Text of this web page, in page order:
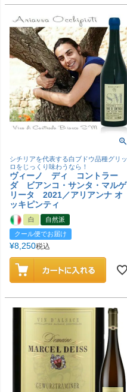
シチリアを代表する白ブドウ品種グリッ
ロをじっくり味わうなら！
ヴィーノ ディ コントラー
ダ ビアンコ・サンタ・マルゲ
リータ 2021／アリアンナ オ
ッキピンティ
白
自然派
クール便でお届け
¥8,250税込